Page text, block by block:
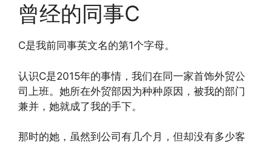
曾经的同事C
C是我前同事英文名的第1个字母。
认识C是2015年的事情，我们在同一家首饰外贸公
司上班。她所在外贸部因为种种原因，被我的部门
兼并，她就成了我的手下。
那时的她，虽然到公司有几个月，但却没有多少客